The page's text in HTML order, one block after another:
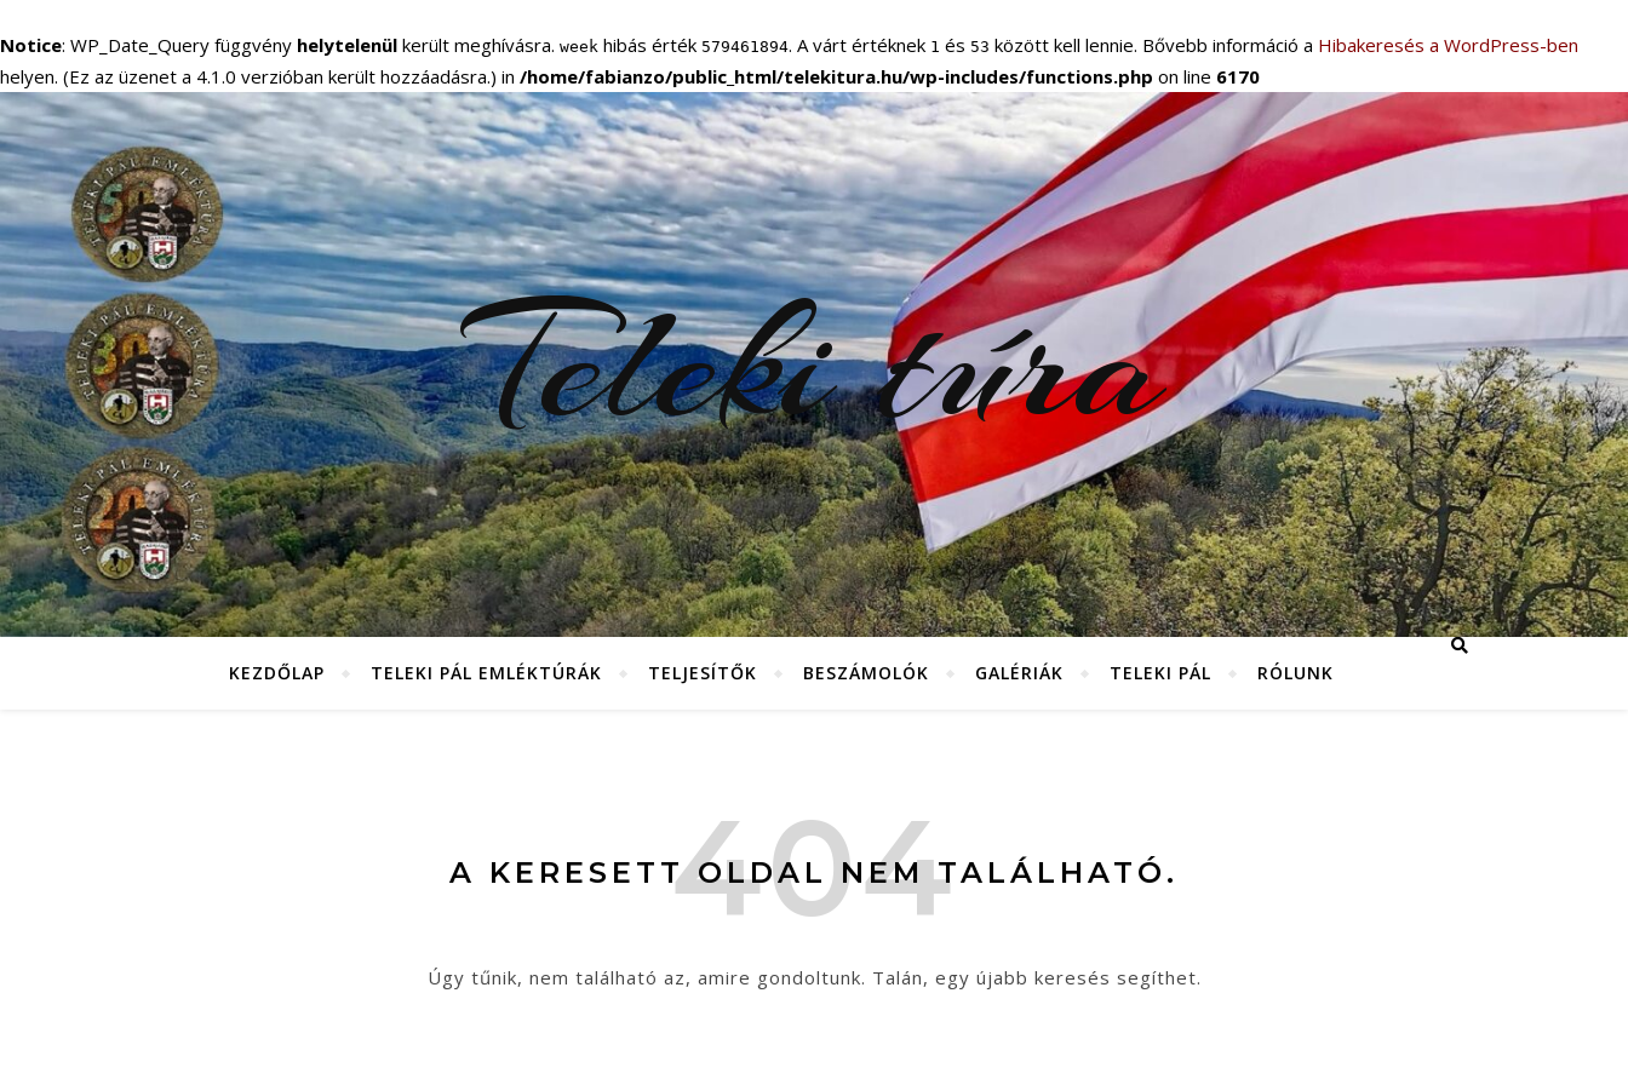
Notice: WP_Date_Query függvény helytelenül került meghívásra. week hibás érték 579461894. A várt értéknek 1 és 53 között kell lennie. Bővebb információ a Hibakeresés a WordPress-ben
helyen. (Ez az üzenet a 4.1.0 verzióban került hozzáadásra.) in /home/fabianzo/public_html/telekitura.hu/wp-includes/functions.php on line 6170
Teleki túra
KEZDŐLAP TELEKI PÁL EMLÉKTÚRÁK TELJESÍTŐK BESZÁMOLÓK GALÉRIÁK TELEKI PÁL RÓLUNK
A KERESETT OLDAL NEM TALÁLHATÓ.
Úgy tűnik, nem található az, amire gondoltunk. Talán, egy újabb keresés segíthet.